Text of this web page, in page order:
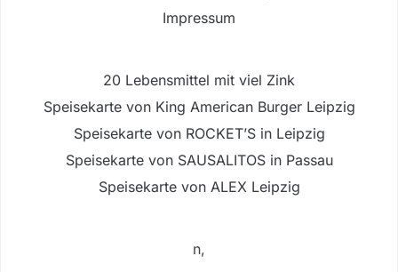
Impressum
20 Lebensmittel mit viel Zink
Speisekarte von King American Burger Leipzig
Speisekarte von ROCKET’S in Leipzig
Speisekarte von SAUSALITOS in Passau
Speisekarte von ALEX Leipzig
n,